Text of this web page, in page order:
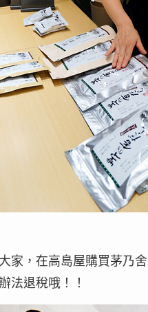
家，在高島屋購買茅乃
法退稅哦！！